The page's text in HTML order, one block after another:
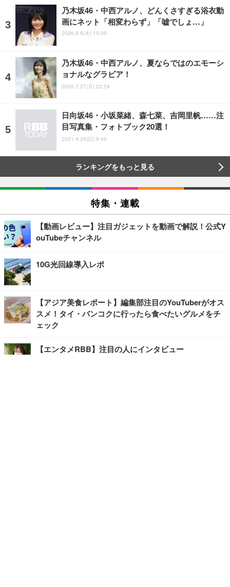
乃木坂46・中西アルノ、どんくさすぎる浴衣動
画にネット「相変わらず」「嘘でしょ…」
2026.8.6(木) 15:09
乃木坂46・中西アルノ、夏ならではのエモーシ
ョナルなグラビア！
2026.7.27(月) 22:54
日向坂46・小坂菜緒、森七菜、吉岡里帆……注
目写真集・フォトブック20選！
2021.4.25(日) 9:45
ランキングをもっと見る
特集・連載
【動画レビュー】注目ガジェットを動画で解説！公式Y
ouTubeチャンネル
10G光回線導入レポ
【アジア美食レポート】編集部注目のYouTuberがオス
スメ！タイ・バンコクに行ったら食べたいグルメをチ
ェック
【エンタメRBB】注目の人にインタビュー